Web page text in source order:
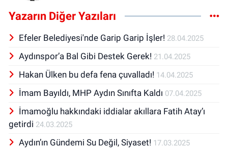
Yazarın Diğer Yazıları
Efeler Belediyesi'nde Garip Garip İşler! 28.04.2025
Aydınspor’a Bal Gibi Destek Gerek! 21.04.2025
Hakan Ülken bu defa fena çuvalladı! 14.04.2025
İmam Bayıldı, MHP Aydın Sınıfta Kaldı 07.04.2025
İmamoğlu hakkındaki iddialar akıllara Fatih Atay’ı
getirdi 24.03.2025
Aydın’ın Gündemi Su Değil, Siyaset! 17.03.2025